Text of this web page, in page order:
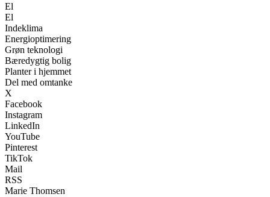
El
El
Indeklima
Energioptimering
Grøn teknologi
Bæredygtig bolig
Planter i hjemmet
Del med omtanke
X
Facebook
Instagram
LinkedIn
YouTube
Pinterest
TikTok
Mail
RSS
Marie Thomsen